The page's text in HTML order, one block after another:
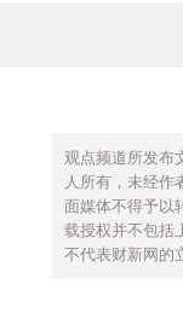
观点频道所发布
人所有，未经作
面媒体不得予以
载授权并不包括
不代表财新网的